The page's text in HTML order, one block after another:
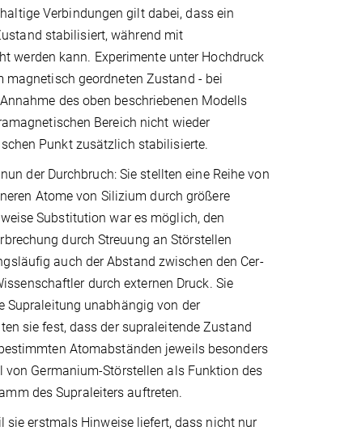
Verbindungen gilt dabei, dass ein
stabilisiert, während mit
werden kann. Experimente unter Hochdruck
magnetisch geordneten Zustand - bei
des oben beschriebenen Modells
Bereich nicht wieder
Punkt zusätzlich stabilisierte.
der Durchbruch: Sie stellten eine Reihe von
Atome von Silizium durch größere
Substitution war es möglich, den
durch Streuung an Störstellen
auch der Abstand zwischen den Cer-
durch externen Druck. Sie
Supraleitung unabhängig von der
sie fest, dass der supraleitende Zustand
Atomabständen jeweils besonders
Germanium-Störstellen als Funktion des
des Supraleiters auftreten.
sie erstmals Hinweise liefert, dass nicht nur